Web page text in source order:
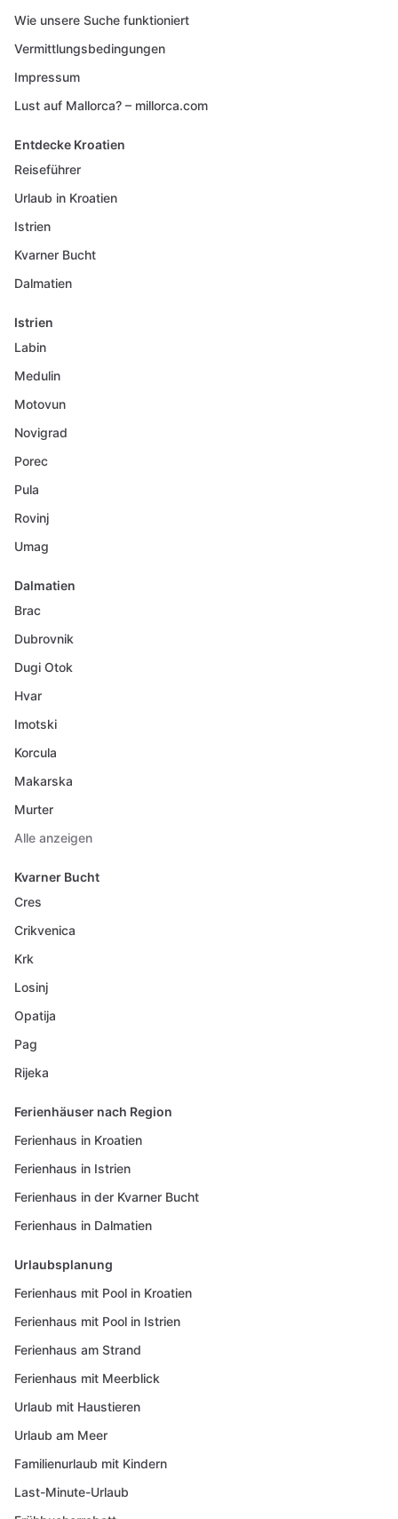
Wie unsere Suche funktioniert
Vermittlungsbedingungen
Impressum
Lust auf Mallorca? – millorca.com
Entdecke Kroatien
Reiseführer
Urlaub in Kroatien
Istrien
Kvarner Bucht
Dalmatien
Istrien
Labin
Medulin
Motovun
Novigrad
Porec
Pula
Rovinj
Umag
Dalmatien
Brac
Dubrovnik
Dugi Otok
Hvar
Imotski
Korcula
Makarska
Murter
Alle anzeigen
Kvarner Bucht
Cres
Crikvenica
Krk
Losinj
Opatija
Pag
Rijeka
Ferienhäuser nach Region
Ferienhaus in Kroatien
Ferienhaus in Istrien
Ferienhaus in der Kvarner Bucht
Ferienhaus in Dalmatien
Urlaubsplanung
Ferienhaus mit Pool in Kroatien
Ferienhaus mit Pool in Istrien
Ferienhaus am Strand
Ferienhaus mit Meerblick
Urlaub mit Haustieren
Urlaub am Meer
Familienurlaub mit Kindern
Last-Minute-Urlaub